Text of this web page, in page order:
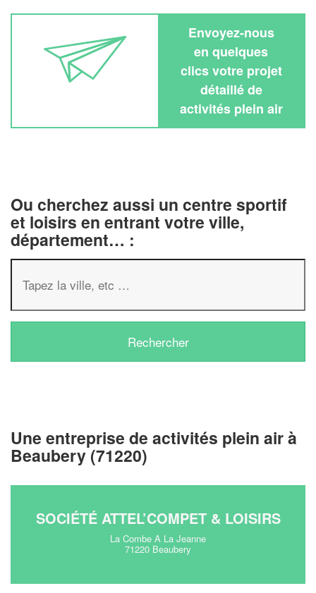
Envoyez-nous
en quelques
clics votre projet
détaillé de
activités plein air
Ou cherchez aussi un centre sportif
et loisirs en entrant votre ville,
département… :
Une entreprise de activités plein air à
Beaubery (71220)
SOCIÉTÉ ATTEL’COMPET & LOISIRS
La Combe A La Jeanne
71220 Beaubery
Vous êtes un
professionnel ?
nouveaux clients !